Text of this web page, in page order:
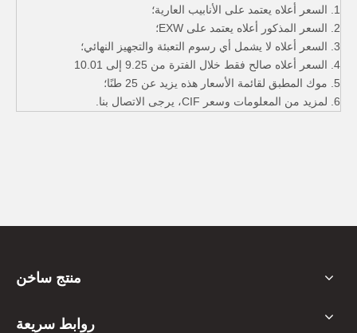
1. السعر أعلاه يعتمد على الأنابيب العارية؛
2. السعر المذكور أعلاه يعتمد على EXW؛
3. السعر أعلاه لا يشمل أي رسوم التعبئة والتجهيز النهائي؛
4. السعر أعلاه صالح فقط خلال الفترة من 9.25 إلى 10.01
5. موك المطبق لقائمة الأسعار هذه يزيد عن 25 طنًا؛
6. لمزيد من المعلومات وسعر CIF، يرجى الاتصال بنا.
منتج ساخن
روابط سريعة